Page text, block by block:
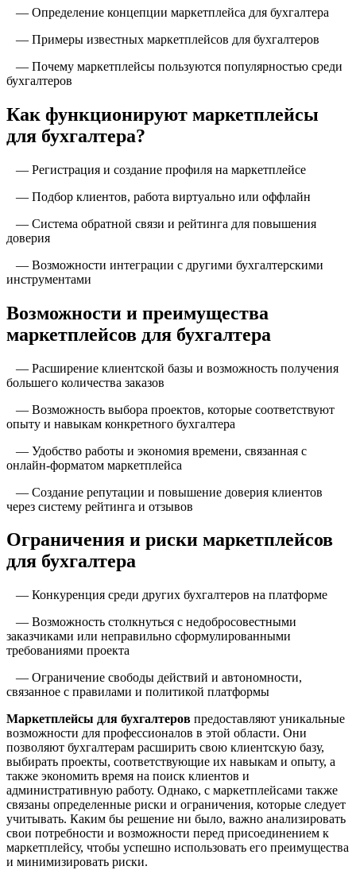
— Определение концепции маркетплейса для бухгалтера
— Примеры известных маркетплейсов для бухгалтеров
— Почему маркетплейсы пользуются популярностью среди
бухгалтеров
Как функционируют маркетплейсы
для бухгалтера?
— Регистрация и создание профиля на маркетплейсе
— Подбор клиентов, работа виртуально или оффлайн
— Система обратной связи и рейтинга для повышения
доверия
— Возможности интеграции с другими бухгалтерскими
инструментами
Возможности и преимущества
маркетплейсов для бухгалтера
— Расширение клиентской базы и возможность получения
большего количества заказов
— Возможность выбора проектов, которые соответствуют
опыту и навыкам конкретного бухгалтера
— Удобство работы и экономия времени, связанная с
онлайн-форматом маркетплейса
— Создание репутации и повышение доверия клиентов
через систему рейтинга и отзывов
Ограничения и риски маркетплейсов
для бухгалтера
— Конкуренция среди других бухгалтеров на платформе
— Возможность столкнуться с недобросовестными
заказчиками или неправильно сформулированными
требованиями проекта
— Ограничение свободы действий и автономности,
связанное с правилами и политикой платформы
Маркетплейсы для бухгалтеров предоставляют уникальные
возможности для профессионалов в этой области. Они
позволяют бухгалтерам расширить свою клиентскую базу,
выбирать проекты, соответствующие их навыкам и опыту, а
также экономить время на поиск клиентов и
административную работу. Однако, с маркетплейсами также
связаны определенные риски и ограничения, которые следует
учитывать. Каким бы решение ни было, важно анализировать
свои потребности и возможности перед присоединением к
маркетплейсу, чтобы успешно использовать его преимущества
и минимизировать риски.